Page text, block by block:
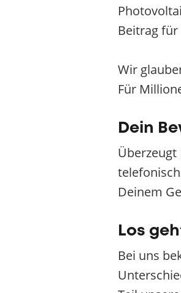
Beitrag
Wir
Für
Dein
Überzeugt
Deinem
Los
Bei uns